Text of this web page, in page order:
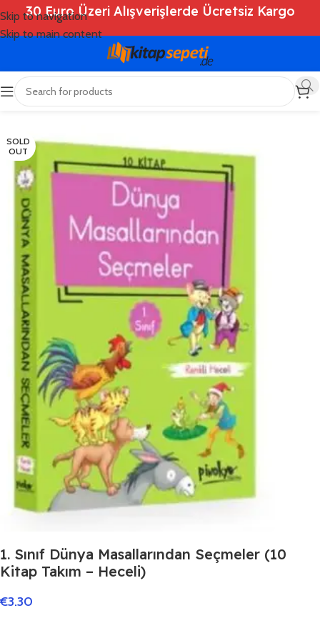
Skip to navigation
Skip to main content
30 Euro Üzeri Alışverişlerde Ücretsiz Kargo
Ana Sayfa Shop
SOLD
OUT
1. Sınıf Dünya Masallarından Seçmeler (10
Kitap Takım – Heceli)
€3.30